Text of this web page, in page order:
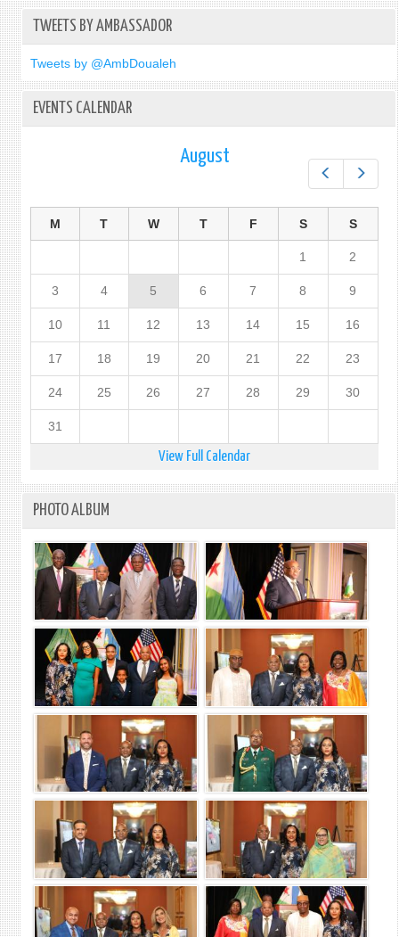
TWEETS BY AMBASSADOR
Tweets by @AmbDoualeh
EVENTS CALENDAR
August
M T W T F S S
1 2
3 4 5 6 7 8 9
10 11 12 13 14 15 16
17 18 19 20 21 22 23
24 25 26 27 28 29 30
31
View Full Calendar
PHOTO ALBUM